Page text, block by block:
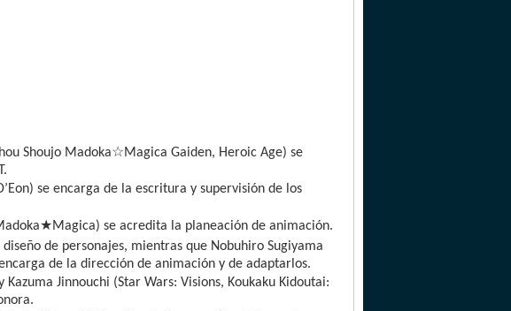
Shoujo Madoka☆Magica Gaiden, Heroic Age) se
se encarga de la escritura y supervisión de los
★Magica) se acredita la planeación de animación.
de personajes, mientras que Nobuhiro Sugiyama
de la dirección de animación y de adaptarlos.
Jinnouchi (Star Wars: Visions, Koukaku Kidoutai: